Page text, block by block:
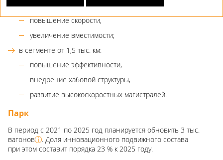
в сегменте до 1,5 тыс. км:
повышение скорости,
увеличение вместимости;
в сегменте от 1,5 тыс. км:
повышение эффективности,
внедрение хабовой структуры,
развитие высокоскоростных магистралей.
Парк
В период с 2021 по 2025 год планируется обновить 3 тыс.
вагонов
. Доля инновационного подвижного состава
при этом составит порядка 23 % к 2025 году.